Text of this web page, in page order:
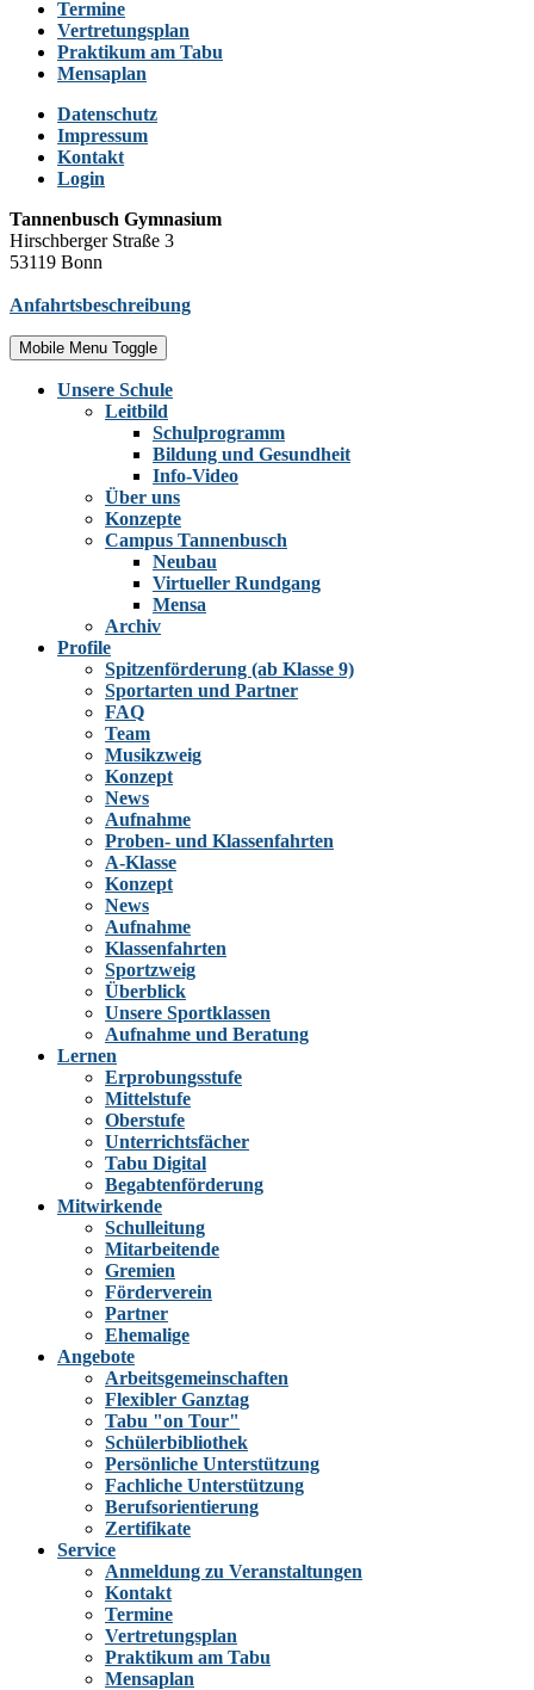
Termine
Vertretungsplan
Praktikum am Tabu
Mensaplan
Datenschutz
Impressum
Kontakt
Login
Tannenbusch Gymnasium
Hirschberger Straße 3
53119 Bonn
Anfahrtsbeschreibung
Mobile Menu Toggle
Unsere Schule
Leitbild
Schulprogramm
Bildung und Gesundheit
Info-Video
Über uns
Konzepte
Campus Tannenbusch
Neubau
Virtueller Rundgang
Mensa
Archiv
Profile
Spitzenförderung (ab Klasse 9)
Sportarten und Partner
FAQ
Team
Musikzweig
Konzept
News
Aufnahme
Proben- und Klassenfahrten
A-Klasse
Konzept
News
Aufnahme
Klassenfahrten
Sportzweig
Überblick
Unsere Sportklassen
Aufnahme und Beratung
Lernen
Erprobungsstufe
Mittelstufe
Oberstufe
Unterrichtsfächer
Tabu Digital
Begabtenförderung
Mitwirkende
Schulleitung
Mitarbeitende
Gremien
Förderverein
Partner
Ehemalige
Angebote
Arbeitsgemeinschaften
Flexibler Ganztag
Tabu "on Tour"
Schülerbibliothek
Persönliche Unterstützung
Fachliche Unterstützung
Berufsorientierung
Zertifikate
Service
Anmeldung zu Veranstaltungen
Kontakt
Termine
Vertretungsplan
Praktikum am Tabu
Mensaplan